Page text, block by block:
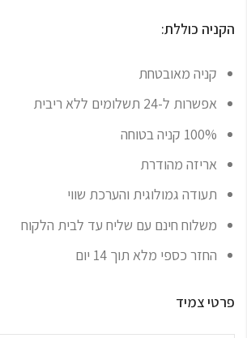
הקניה כוללת:
קניה מאובטחת
אפשרות ל-24 תשלומים ללא ריבית
100% קניה בטוחה
אריזה מהודרת
תעודה גמולוגית והערכת שווי
משלוח חינם עם שליח עד לבית הלקוח
החזר כספי מלא תוך 14 יום
פרטי צמיד